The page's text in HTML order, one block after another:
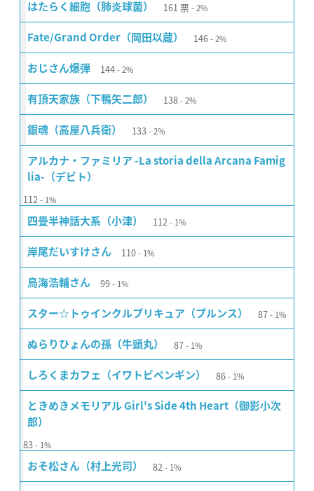
はたらく細胞（肺炎球菌） 161 票 2%
Fate/Grand Order（岡田以蔵） 146 2%
おじさん爆弾 144 2%
有頂天家族（下鴨矢二郎） 138 2%
銀魂（高屋八兵衛） 133 2%
アルカナ・ファミリア -La storia della Arcana Famig
lia-（デビト）
112 1%
四畳半神話大系（小津） 112 1%
岸尾だいすけさん 110 1%
鳥海浩輔さん 99 1%
スター☆トゥインクルプリキュア（プルンス） 87 1%
ぬらりひょんの孫（牛頭丸） 87 1%
しろくまカフェ（イワトビペンギン） 86 1%
ときめきメモリアル Girl's Side 4th Heart（御影小次
郎）
83 1%
おそ松さん（村上光司） 82 1%